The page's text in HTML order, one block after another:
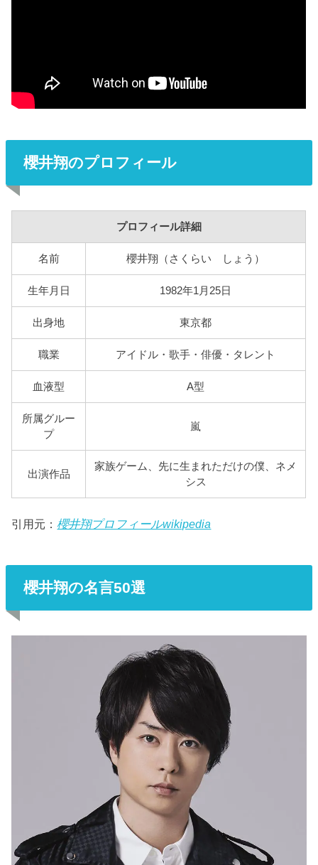
櫻井翔のプロフィール
プロフィール詳細
名前 櫻井翔（さくらい しょう）
生年月日 1982年1月25日
出身地 東京都
職業 アイドル・歌手・俳優・タレント
血液型 A型
所属グルー
プ
嵐
出演作品
家族ゲーム、先に生まれただけの僕、ネメ
シス
引用元：櫻井翔プロフィールwikipedia
櫻井翔の名言50選